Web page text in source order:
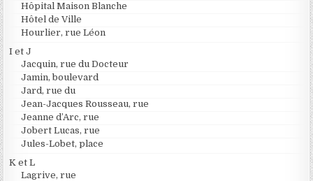
Hôpital Maison Blanche
Hôtel de Ville
Hourlier, rue Léon
I et J
Jacquin, rue du Docteur
Jamin, boulevard
Jard, rue du
Jean-Jacques Rousseau, rue
Jeanne d’Arc, rue
Jobert Lucas, rue
Jules-Lobet, place
K et L
Lagrive, rue